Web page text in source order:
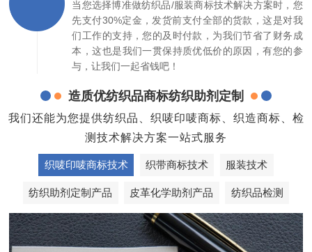
当您选择博准做纺织品/服装商标技术解决方案时，您
先支付30%定金，发货前支付全部的货款，这是对我
们工作的支持，您的及时付款，为我们节省了财务成
本，这也是我们一贯保持质优低价的原因，有您的参
与，让我们一起省钱吧！
造质优纺织品商标纺织助剂定制
我们还能为您提供纺织品、织唛印唛商标、织造商标、检
测技术解决方案一站式服务
织唛印唛商标技术 织带商标技术 服装技术
纺织助剂定制产品 皮革化学助剂产品 纺织品检测